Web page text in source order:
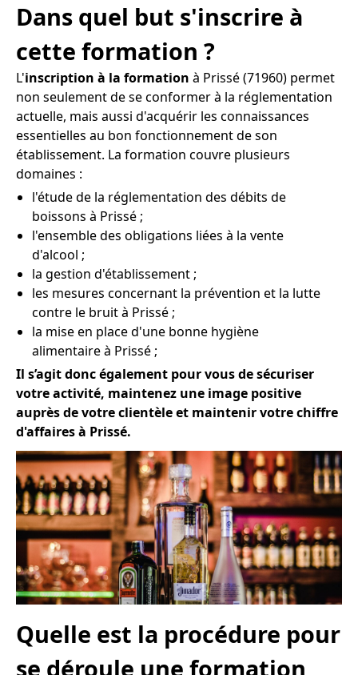
Dans quel but s'inscrire à
cette formation ?
L'inscription à la formation à Prissé (71960) permet
non seulement de se conformer à la réglementation
actuelle, mais aussi d'acquérir les connaissances
essentielles au bon fonctionnement de son
établissement. La formation couvre plusieurs
domaines :
l'étude de la réglementation des débits de
boissons à Prissé ;
l'ensemble des obligations liées à la vente
d'alcool ;
la gestion d'établissement ;
les mesures concernant la prévention et la lutte
contre le bruit à Prissé ;
la mise en place d'une bonne hygiène
alimentaire à Prissé ;
Il s’agit donc également pour vous de sécuriser
votre activité, maintenez une image positive
auprès de votre clientèle et maintenir votre chiffre
d'affaires à Prissé.
Quelle est la procédure pour
se déroule une formation